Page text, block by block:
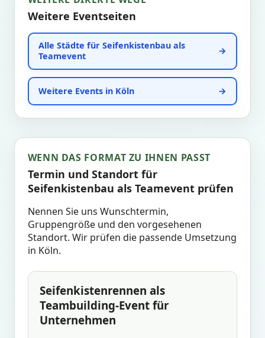
Weitere Eventseiten
Alle Städte für Seifenkistenbau als
Teamevent
Weitere Events in Köln
WENN DAS FORMAT ZU IHNEN PASST
Termin und Standort für
Seifenkistenbau als Teamevent prüfen
Nennen Sie uns Wunschtermin,
Gruppengröße und den vorgesehenen
Standort. Wir prüfen die passende Umsetzung
in Köln.
Seifenkistenrennen als
Teambuilding-Event für
Unternehmen